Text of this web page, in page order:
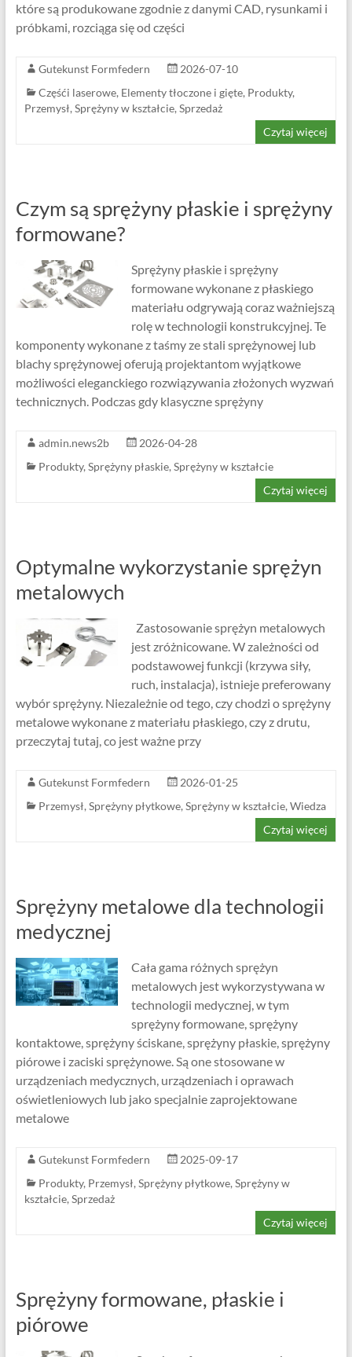
które są produkowane zgodnie z danymi CAD, rysunkami i
próbkami, rozciąga się od części
Gutekunst Formfedern
2026-07-10
Częśći laserowe, Elementy tłoczone i gięte, Produkty,
Przemysł, Sprężyny w kształcie, Sprzedaż
Czytaj więcej
Czym są sprężyny płaskie i sprężyny
formowane?
Sprężyny płaskie i sprężyny
formowane wykonane z płaskiego
materiału odgrywają coraz ważniejszą
rolę w technologii konstrukcyjnej. Te
komponenty wykonane z taśmy ze stali sprężynowej lub
blachy sprężynowej oferują projektantom wyjątkowe
możliwości eleganckiego rozwiązywania złożonych wyzwań
technicznych. Podczas gdy klasyczne sprężyny
admin.news2b
2026-04-28
Produkty, Sprężyny płaskie, Sprężyny w kształcie
Czytaj więcej
Optymalne wykorzystanie sprężyn
metalowych
Zastosowanie sprężyn metalowych
jest zróżnicowane. W zależności od
podstawowej funkcji (krzywa siły,
ruch, instalacja), istnieje preferowany
wybór sprężyny. Niezależnie od tego, czy chodzi o sprężyny
metalowe wykonane z materiału płaskiego, czy z drutu,
przeczytaj tutaj, co jest ważne przy
Gutekunst Formfedern
2026-01-25
Przemysł, Sprężyny płytkowe, Sprężyny w kształcie, Wiedza
Czytaj więcej
Sprężyny metalowe dla technologii
medycznej
Cała gama różnych sprężyn
metalowych jest wykorzystywana w
technologii medycznej, w tym
sprężyny formowane, sprężyny
kontaktowe, sprężyny ściskane, sprężyny płaskie, sprężyny
piórowe i zaciski sprężynowe. Są one stosowane w
urządzeniach medycznych, urządzeniach i oprawach
oświetleniowych lub jako specjalnie zaprojektowane
metalowe
Gutekunst Formfedern
2025-09-17
Produkty, Przemysł, Sprężyny płytkowe, Sprężyny w
kształcie, Sprzedaż
Czytaj więcej
Sprężyny formowane, płaskie i
piórowe